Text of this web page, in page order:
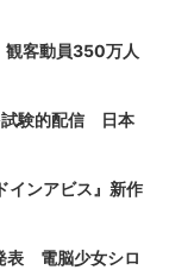
客動員350万人
試験的配信 日本
ンアビス』新作
表 電脳少女シロ